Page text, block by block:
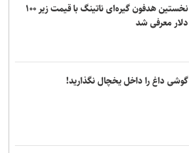
نخستین هدفون گیره‌ای ناتینگ با قیمت زیر ۱۰۰
دلار معرفی شد
گوشی داغ را داخل یخچال نگذارید!